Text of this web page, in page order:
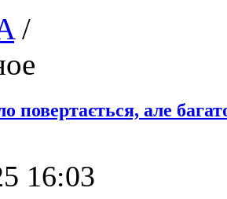
/
повертається, але
16:03